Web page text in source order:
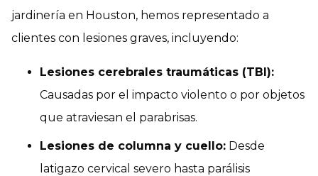
jardinería en Houston, hemos representado a
clientes con lesiones graves, incluyendo:
Lesiones cerebrales traumáticas (TBI):
Causadas por el impacto violento o por objetos
que atraviesan el parabrisas.
Lesiones de columna y cuello: Desde
latigazo cervical severo hasta parálisis